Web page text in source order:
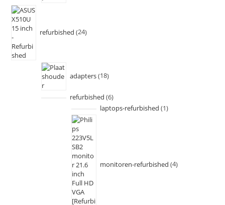
refurbished 24
adapters 18
refurbished 6
laptops-refurbished 1
monitoren-refurbished 4